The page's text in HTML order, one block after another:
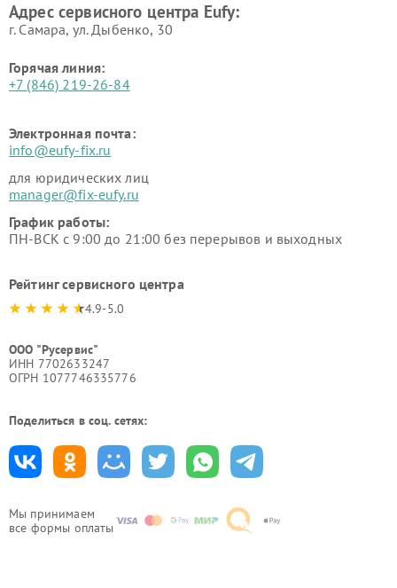
Мы принимаем
все формы оплаты
Адрес сервисного центра Eufy:
г. Самара, ул. Дыбенко, 30
Горячая линия:
+7 (846) 219-26-84
Электронная почта:
info@eufy-fix.ru
для юридических лиц
manager@fix-eufy.ru
График работы:
ПН-ВСК с 9:00 до 21:00 без перерывов и выходных
Рейтинг сервисного центра
4.9-5.0
ООО "Русервис"
ИНН 7702633247
ОГРН 1077746335776
Поделиться в соц. сетях: